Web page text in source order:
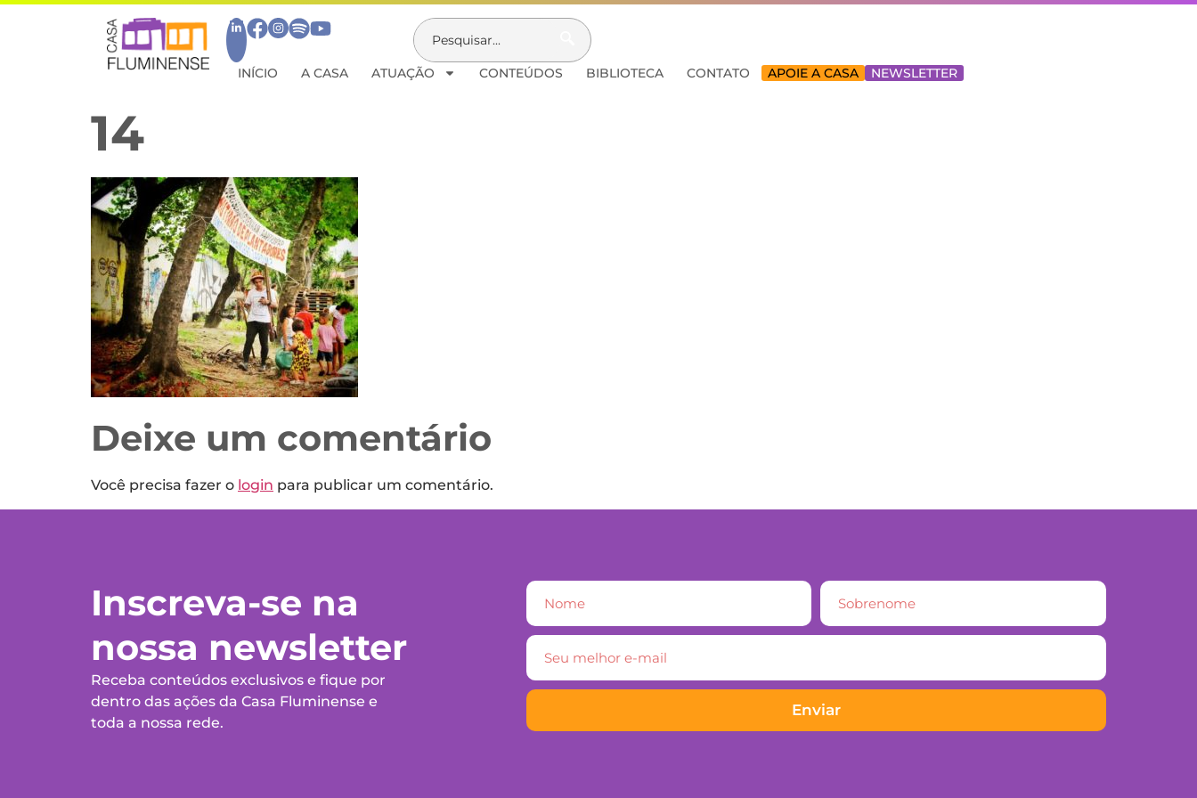
INÍCIO A CASA ATUAÇÃO CONTEÚDOS BIBLIOTECA CONTATO APOIE A CASA NEWSLETTER
14
Deixe um comentário
Você precisa fazer o login para publicar um comentário.
Inscreva-se na
nossa newsletter
Receba conteúdos exclusivos e fique por
dentro das ações da Casa Fluminense e
toda a nossa rede.
Enviar